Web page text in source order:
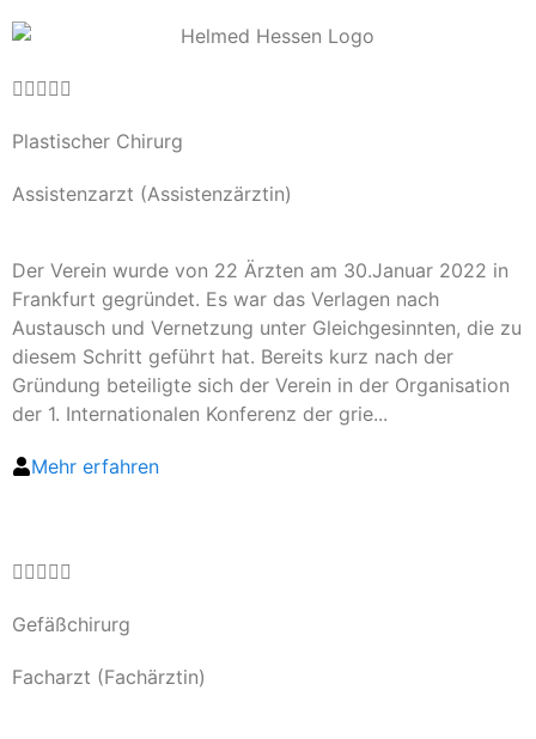

Plastischer Chirurg
Assistenzarzt (Assistenzärztin)
Der Verein wurde von 22 Ärzten am 30.Januar 2022 in
Frankfurt gegründet. Es war das Verlagen nach
Austausch und Vernetzung unter Gleichgesinnten, die zu
diesem Schritt geführt hat. Bereits kurz nach der
Gründung beteiligte sich der Verein in der Organisation
der 1. Internationalen Konferenz der grie...
Mehr erfahren

Gefäßchirurg
Facharzt (Fachärztin)